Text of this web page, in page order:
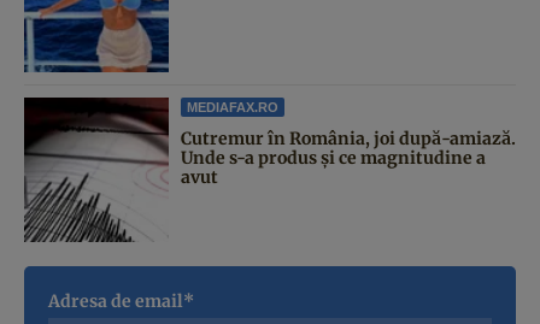
MEDIAFAX.RO
Cutremur în România, joi după-amiază.
Unde s-a produs și ce magnitudine a
avut
Adresa de email*